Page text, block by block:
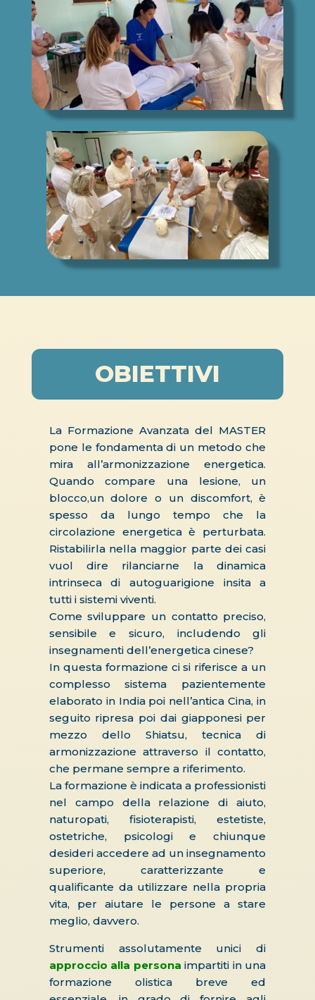
OBIETTIVI
La Formazione Avanzata del MASTER
pone le fondamenta di un metodo che
mira all’armonizzazione energetica.
Quando compare una lesione, un
blocco,un dolore o un discomfort, è
spesso da lungo tempo che la
circolazione energetica è perturbata.
Ristabilirla nella maggior parte dei casi
vuol dire rilanciarne la dinamica
intrinseca di autoguarigione insita a
tutti i sistemi viventi.
Come sviluppare un contatto preciso,
sensibile e sicuro, includendo gli
insegnamenti dell’energetica cinese?
In questa formazione ci si riferisce a un
complesso sistema pazientemente
elaborato in India poi nell’antica Cina, in
seguito ripresa poi dai giapponesi per
mezzo dello Shiatsu, tecnica di
armonizzazione attraverso il contatto,
che permane sempre a riferimento.
La formazione è indicata a professionisti
nel campo della relazione di aiuto,
naturopati, fisioterapisti, estetiste,
ostetriche, psicologi e chiunque
desideri accedere ad un insegnamento
superiore, caratterizzante e
qualificante da utilizzare nella propria
vita, per aiutare le persone a stare
meglio, davvero.
Strumenti assolutamente unici di
approccio alla persona impartiti in una
formazione olistica breve ed